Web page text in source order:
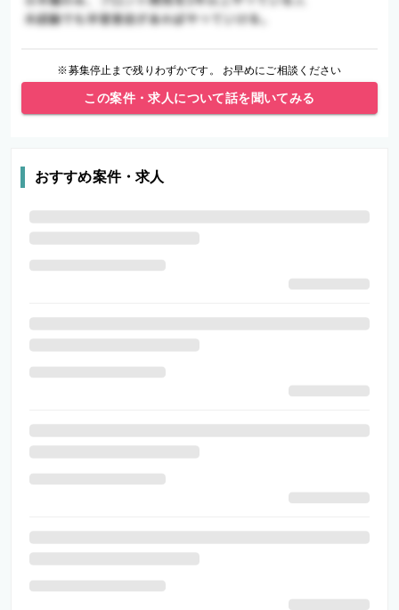
※募集停止まで残りわずかです。 お早めにご相談ください
この案件・求人について話を聞いてみる
おすすめ案件・求人